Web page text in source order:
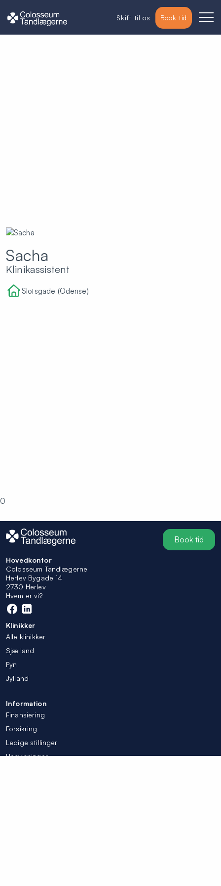
Sacha
Klinikassistent
Slotsgade (Odense)
0
Book tid
Hovedkontor
Colosseum Tandlægerne
Herlev Bygade 14
2730 Herlev
Hvem er vi?
Klinikker
Alle klinikker
Sjælland
Fyn
Jylland
Information
Finansiering
Forsikring
Ledige stillinger
Henvisninger
Skift til os Book tid